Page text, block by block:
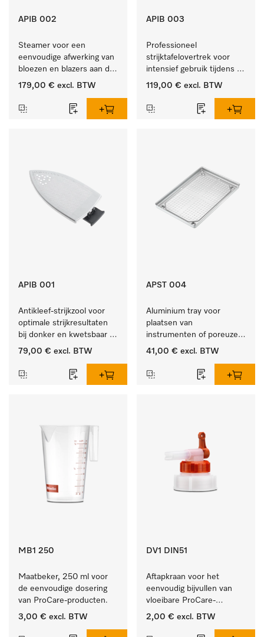
APIB 002
Steamer voor een
eenvoudige afwerking van
bloezen en blazers aan de
klerenhanger.
179,00 € excl. BTW
APIB 003
Professioneel
strijktafelovertrek voor
intensief gebruik tijdens
de industriële werkdag.
119,00 € excl. BTW
APIB 001
Antikleef-strijkzool voor
optimale strijkresultaten
bij donker en kwetsbaar
textiel
79,00 € excl. BTW
APST 004
Aluminium tray voor
plaatsen van
instrumenten of poreuze
goederen, groot.
41,00 € excl. BTW
MB1 250
Maatbeker, 250 ml voor
de eenvoudige dosering
van ProCare-producten.
3,00 € excl. BTW
DV1 DIN51
Aftapkraan voor het
eenvoudig bijvullen van
vloeibare ProCare-
producten.
2,00 € excl. BTW